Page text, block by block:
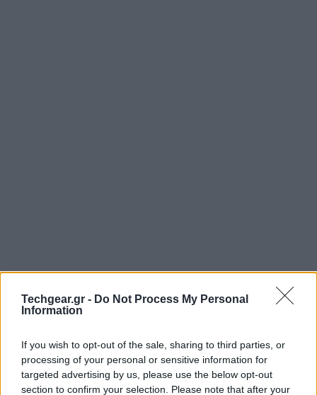
Techgear.gr - Do Not Process My Personal
Information
If you wish to opt-out of the sale, sharing to third parties, or
processing of your personal or sensitive information for
targeted advertising by us, please use the below opt-out
section to confirm your selection. Please note that after your
ΗGoogleκυκλοφόρησε την τελική έκδοση του web
browser Chrome 14, η οποία είναι η πρώτη που
υποστηρίζει τις νέες λειτουργίες του
mode ή τις "αόρατες" μπάρες πλοήγησης.